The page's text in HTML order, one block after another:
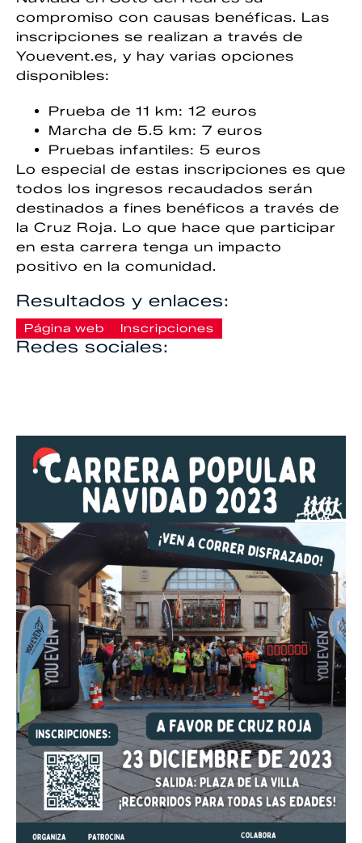
compromiso con causas benéficas. Las
inscripciones se realizan a través de
Youevent.es, y hay varias opciones
disponibles:
Prueba de 11 km: 12 euros
Marcha de 5.5 km: 7 euros
Pruebas infantiles: 5 euros
Lo especial de estas inscripciones es que
todos los ingresos recaudados serán
destinados a fines benéficos a través de
la Cruz Roja. Lo que hace que participar
en esta carrera tenga un impacto
positivo en la comunidad.
Resultados y enlaces:
Página web Inscripciones
Redes sociales: